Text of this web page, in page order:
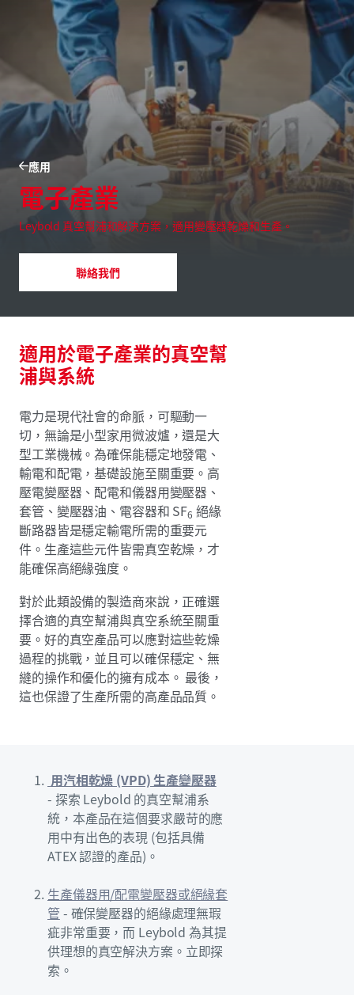
應用
電子產業
Leybold 真空幫浦和解決方案，適用變壓器乾燥和生產。
聯絡我們
適用於電子產業的真空幫
浦與系統
電力是現代社會的命脈，可驅動一
切，無論是小型家用微波爐，還是大
型工業機械。為確保能穩定地發電、
輸電和配電，基礎設施至關重要。高
壓電變壓器、配電和儀器用變壓器、
套管、變壓器油、電容器和 SF6 絕緣
斷路器皆是穩定輸電所需的重要元
件。生產這些元件皆需真空乾燥，才
能確保高絕緣強度。
對於此類設備的製造商來說，正確選
擇合適的真空幫浦與真空系統至關重
要。好的真空產品可以應對這些乾燥
過程的挑戰，並且可以確保穩定、無
縫的操作和優化的擁有成本。 最後，
這也保證了生產所需的高產品品質。
用汽相乾燥 (VPD) 生產變壓器
- 探索 Leybold 的真空幫浦系
統，本產品在這個要求嚴苛的應
用中有出色的表現 (包括具備
ATEX 認證的產品)。
生產儀器用/配電變壓器或絕緣套
管- 確保變壓器的絕緣處理無瑕
疵非常重要，而 Leybold 為其提
供理想的真空解決方案。立即探
索。